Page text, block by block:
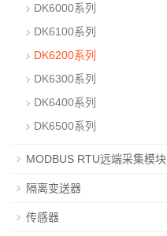
DK6000系列
DK6100系列
DK6200系列
DK6300系列
DK6400系列
DK6500系列
MODBUS RTU远端采集模块
隔离变送器
传感器